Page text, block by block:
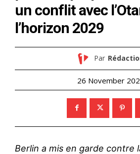
un conflit avec
l’horizon 2029
Par
26 November
Berlin a mis en garde contre